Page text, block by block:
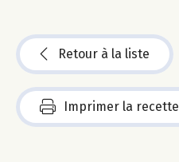
Retour à la liste
Imprimer la recette